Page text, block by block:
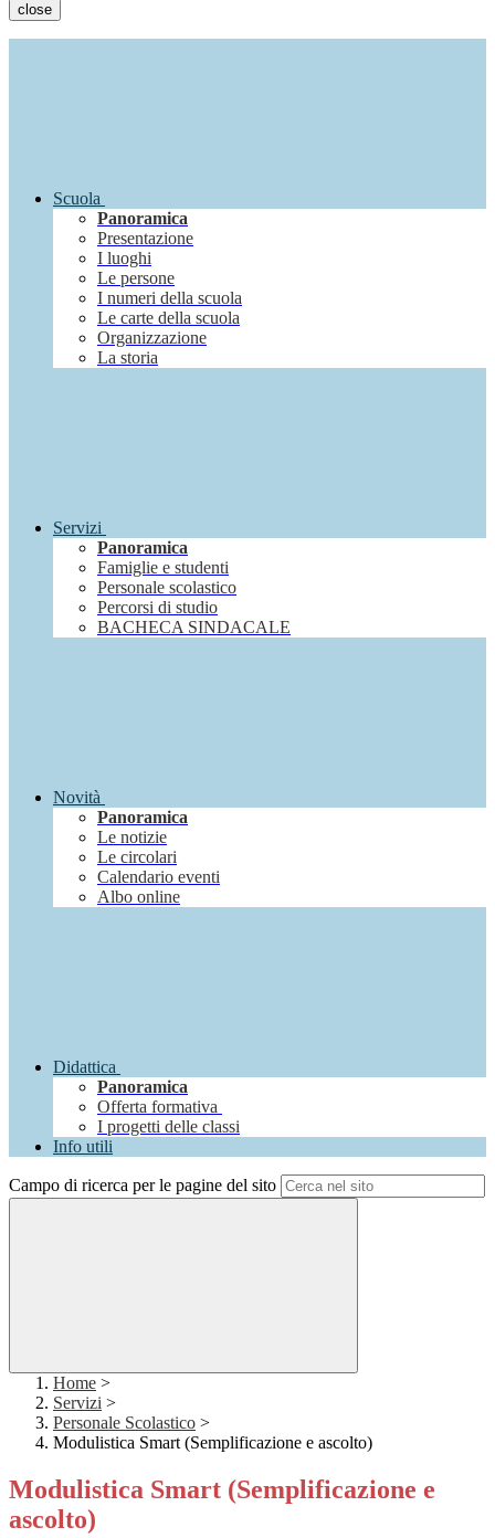
close
Scuola
Panoramica
Presentazione
I luoghi
Le persone
I numeri della scuola
Le carte della scuola
Organizzazione
La storia
Servizi
Panoramica
Famiglie e studenti
Personale scolastico
Percorsi di studio
BACHECA SINDACALE
Novità
Panoramica
Le notizie
Le circolari
Calendario eventi
Albo online
Didattica
Panoramica
Offerta formativa
I progetti delle classi
Info utili
Campo di ricerca per le pagine del sito
Home >
Servizi >
Personale Scolastico >
Modulistica Smart (Semplificazione e ascolto)
Modulistica Smart (Semplificazione e
ascolto)